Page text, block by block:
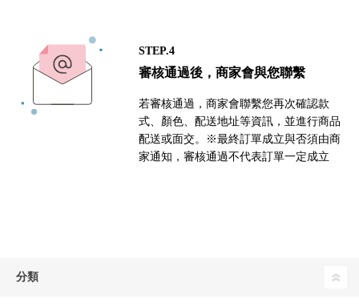
STEP.4
審核通過後，商家會與您聯繫
若審核通過，商家會聯繫您再次確認款
式、顏色、配送地址等資訊，並進行商品
配送或面交。※最終訂單成立與否須由商
家通知，審核通過不代表訂單一定成立
分類